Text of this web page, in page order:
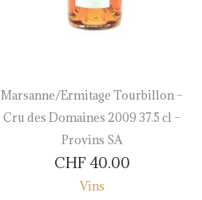
Marsanne/Ermitage Tourbillon –
Cru des Domaines 2009 37.5 cl –
Provins SA
CHF 40.00
Vins